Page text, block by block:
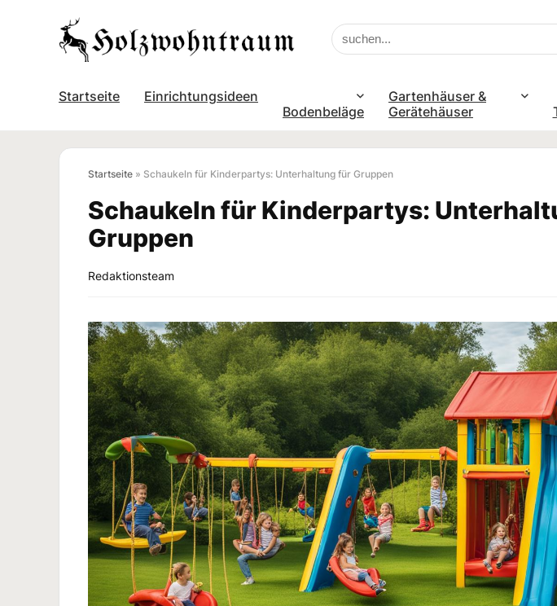
Startseite
Einrichtungsideen
Bodenbeläge
Gartenhäuser &
Gerätehäuser
Startseite » Schaukeln für Kinderpartys: Unterhaltung für Gruppen
Schaukeln für Kinderpartys:
Gruppen
Redaktionsteam